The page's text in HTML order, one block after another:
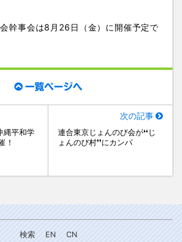
幹事会は8月26日（金）に開催予定で
一覧ページへ
縄平和学
！
次の記事
連合東京じょんのび会が❛❛じ
ょんのび村❜❜にカンパ
検索 EN
CN